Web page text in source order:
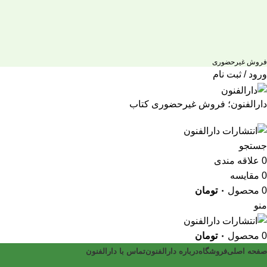
فروش غیرحضوری
ورود / ثبت نام
دارالفنون؛ فروش غیرحضوری کتاب
جستجو
0 علاقه مندی
0 مقایسه
0 محصول ۰ تومان
منو
0 محصول ۰ تومان
صفحه اصلیفروشگاهدرباره دارالفنونتماس با دارالفنون